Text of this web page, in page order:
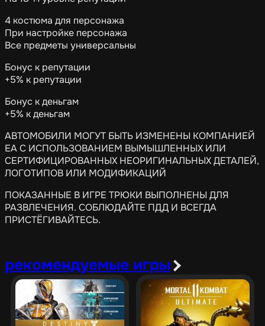
4 костюма для персонажа
При настройке персонажа
Все предметы универсальны
Бонус к репутации
+5% к репутации
Бонус к деньгам
+5% к деньгам
АВТОМОБИЛИ МОГУТ БЫТЬ ИЗМЕНЕНЫ КОМПАНИЕЙ
EA С ИСПОЛЬЗОВАНИЕМ ВЫМЫШЛЕННЫХ ИЛИ
СЕРТИФИЦИРОВАННЫХ НЕОРИГИНАЛЬНЫХ ДЕТАЛЕЙ,
ЛОГОТИПОВ ИЛИ МОДИФИКАЦИЙ
ПОКАЗАННЫЕ В ИГРЕ ТРЮКИ ВЫПОЛНЕНЫ ДЛЯ
РАЗВЛЕЧЕНИЯ. СОБЛЮДАЙТЕ ПДД И ВСЕГДА
ПРИСТЁГИВАЙТЕСЬ.
рекомендуемые игры